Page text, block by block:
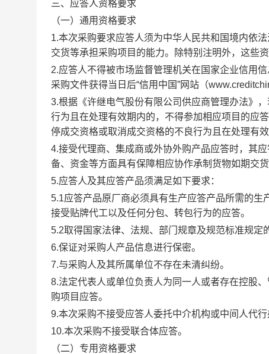
三、应答人资格要求
（一）通用资格要求
1.本次采购要求应答人须为中华人民共和国境内依
交货等承担采购项目的能力。除特别注明外，这些
2.应答人不得被市场监督管理机关在国家企业信用
采购文件获得当日后“信用中国”网站（
3.根据 《许继电气股份有限公司供应商管理办法》
行为且在处理有效期内的，不得参加相应项目的应
停成交资格或取消成交资格的不良行为且在处理有
4.接受代理商、集成商或外协外购产品应答时，其
备、资金等方面具有保障相应协作承制货物如期交
5.应答人及其应答产品须满足如下要求：
5.1应答产品原厂商必须具有生产应答产品所需的
接受贴牌代工以及任何分包、转包行为的应答。
5.2取得国家法律、法规、部门规章及规范标准规定
6.保证对采购人产品信息进行保密。
7.与采购人及其所属单位不存在未清纠纷。
8.法定代表人或单位负责人为同一人或者存在控股
购项目应答。
9.本次采购不接受应答人委托中介机构或中间人代行
10.本次采购不接受联合体应答。
（二）专用资格要求